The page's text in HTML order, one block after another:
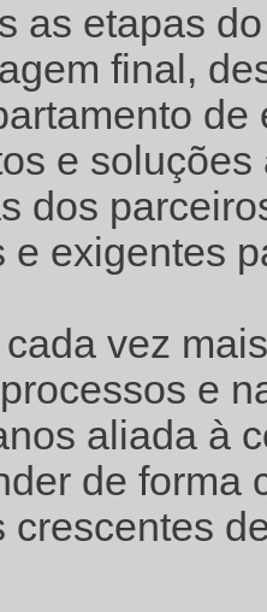
as etapas
final,
e
dos
e exigentes
vez
e
aliada à
de forma
crescentes